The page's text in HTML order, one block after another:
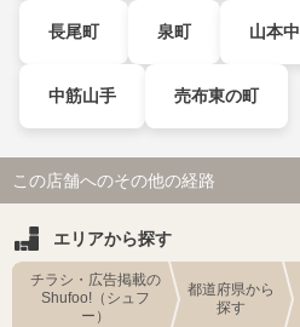
長尾町 泉町 山本中
中筋山手 売布東の町
この店舗へのその他の経路
エリアから探す
チラシ・広告掲載の
Shufoo!（シュフ
ー）
都道府県から
探す